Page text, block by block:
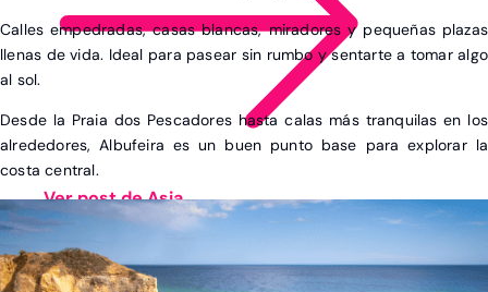
Ver post de Asia
CINEMATOGRÁFICO
FAMILIAR
Calles empedradas, casas blancas, miradores y pequeñas plazas
llenas de vida. Ideal para pasear sin rumbo y sentarte a tomar algo
al sol.
Desde la Praia dos Pescadores hasta calas más tranquilas en los
alrededores, Albufeira es un buen punto base para explorar la
costa central.